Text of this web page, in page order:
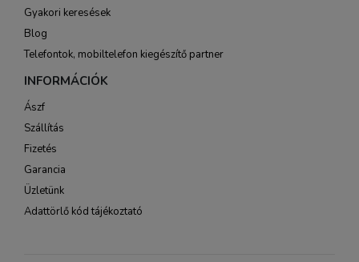
Gyakori keresések
Blog
Telefontok, mobiltelefon kiegészítő partner
INFORMÁCIÓK
Ászf
Szállítás
Fizetés
Garancia
Üzletünk
Adattörlő kód tájékoztató